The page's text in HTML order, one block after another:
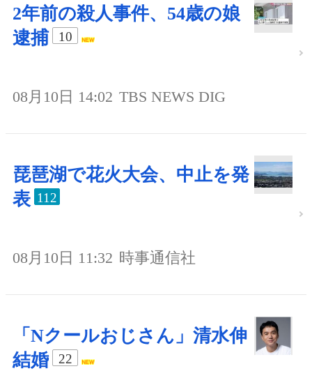
2年前の殺人事件、54歳の娘
逮捕
10
08月10日 14:02 TBS NEWS DIG
琵琶湖で花火大会、中止を発
表 112
08月10日 11:32 時事通信社
「Nクールおじさん」清水伸
結婚
22